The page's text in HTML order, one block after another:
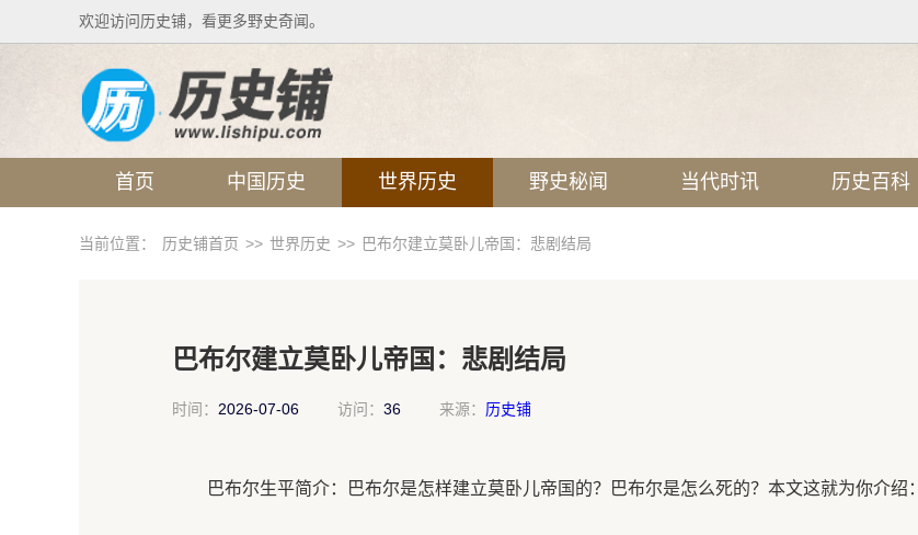
欢迎访问历史铺，看更多野史奇闻。
首页 中国历史 世界历史 野史秘闻 当代时讯 历史百科
当前位置： 历史铺首页 >> 世界历史 >> 巴布尔建立莫卧儿帝国：悲剧结局
巴布尔建立莫卧儿帝国：悲剧结局
时间： 2026-07-06 访问： 36 来源： 历史铺
巴布尔生平简介：巴布尔是怎样建立莫卧儿帝国的？巴布尔是怎么死的？本文这就为你介绍：